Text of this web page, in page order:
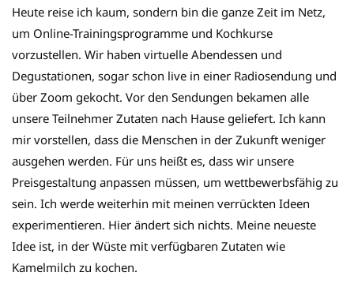
Heute reise ich kaum, sondern bin die ganze Zeit im Netz,
um Online-Trainingsprogramme und Kochkurse
vorzustellen. Wir haben virtuelle Abendessen und
Degustationen, sogar schon live in einer Radiosendung und
über Zoom gekocht. Vor den Sendungen bekamen alle
unsere Teilnehmer Zutaten nach Hause geliefert. Ich kann
mir vorstellen, dass die Menschen in der Zukunft weniger
ausgehen werden. Für uns heißt es, dass wir unsere
Preisgestaltung anpassen müssen, um wettbewerbsfähig zu
sein. Ich werde weiterhin mit meinen verrückten Ideen
experimentieren. Hier ändert sich nichts. Meine neueste
Idee ist, in der Wüste mit verfügbaren Zutaten wie
Kamelmilch zu kochen.